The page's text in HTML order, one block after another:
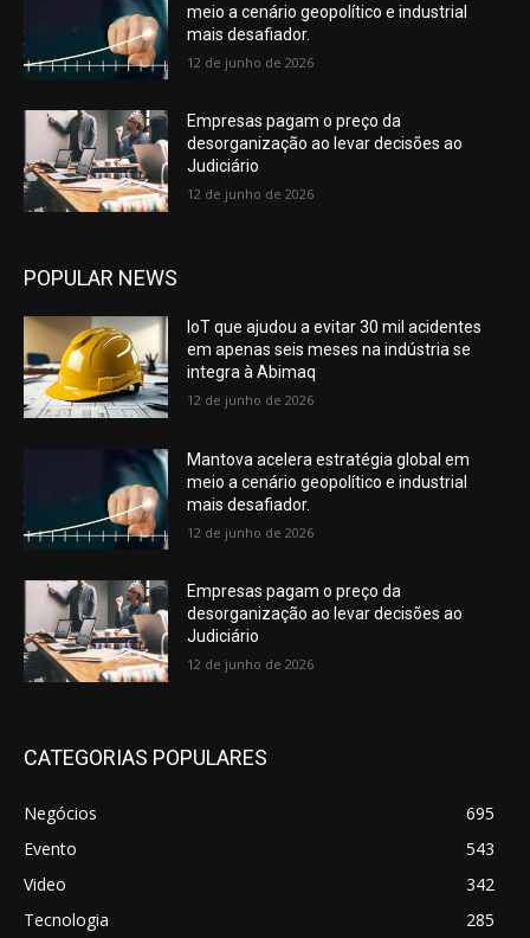
meio a cenário geopolítico e industrial
mais desafiador.
12 de junho de 2026
Empresas pagam o preço da
desorganização ao levar decisões ao
Judiciário
12 de junho de 2026
POPULAR NEWS
IoT que ajudou a evitar 30 mil acidentes
em apenas seis meses na indústria se
integra à Abimaq
12 de junho de 2026
Mantova acelera estratégia global em
meio a cenário geopolítico e industrial
mais desafiador.
12 de junho de 2026
Empresas pagam o preço da
desorganização ao levar decisões ao
Judiciário
12 de junho de 2026
CATEGORIAS POPULARES
Negócios
695
Evento
543
Video
342
Tecnologia
285